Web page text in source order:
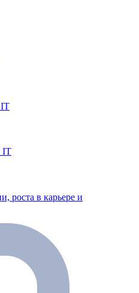
IT
роста в карьере и